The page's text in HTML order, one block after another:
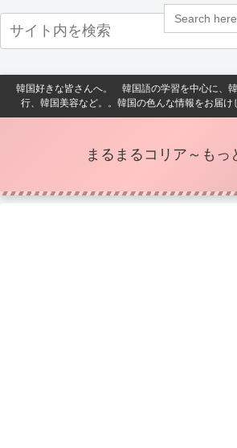
Search
for:
韓国好きな皆さんへ。 韓国語の学習を中心に、
行、韓国美容など。。韓国の色んな情報をお届
まるまるコリア～もっ